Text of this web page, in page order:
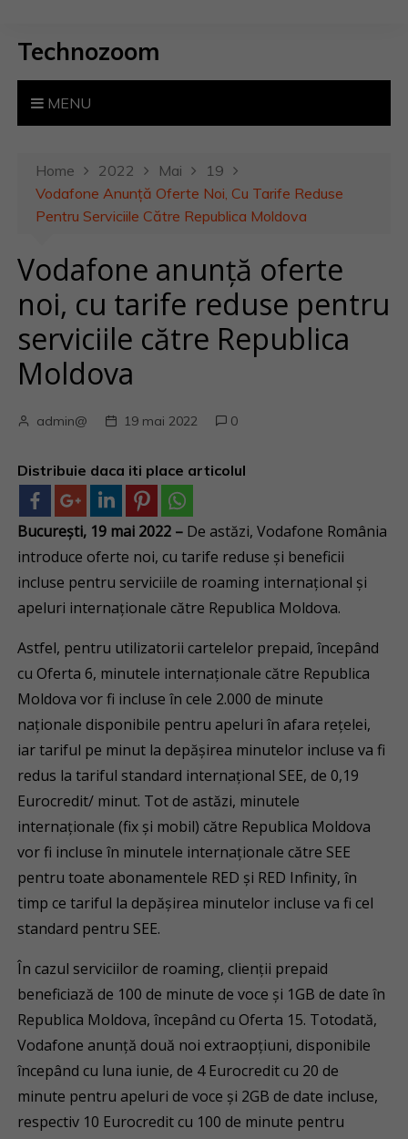
Technozoom
MENU
Home 2022 Mai
19
Vodafone Anunță Oferte Noi, Cu Tarife Reduse
Pentru Serviciile Către Republica Moldova
Vodafone anunță oferte
noi, cu tarife reduse pentru
serviciile către Republica
Moldova
admin@ 19 mai 2022 0
Distribuie daca iti place articolul
București, 19 mai 2022 – De astăzi, Vodafone România
introduce oferte noi, cu tarife reduse și beneficii
incluse pentru serviciile de roaming internațional și
apeluri internaționale către Republica Moldova.
Astfel, pentru utilizatorii cartelelor prepaid, începând
cu Oferta 6, minutele internaționale către Republica
Moldova vor fi incluse în cele 2.000 de minute
naționale disponibile pentru apeluri în afara rețelei,
iar tariful pe minut la depășirea minutelor incluse va fi
redus la tariful standard internațional SEE, de 0,19
Eurocredit/ minut. Tot de astăzi, minutele
internaționale (fix și mobil) către Republica Moldova
vor fi incluse în minutele internaționale către SEE
pentru toate abonamentele RED și RED Infinity, în
timp ce tariful la depășirea minutelor incluse va fi cel
standard pentru SEE.
În cazul serviciilor de roaming, clienții prepaid
beneficiază de 100 de minute de voce și 1GB de date în
Republica Moldova, începând cu Oferta 15. Totodată,
Vodafone anunță două noi extraopțiuni, disponibile
începând cu luna iunie, de 4 Eurocredit cu 20 de
minute pentru apeluri de voce și 2GB de date incluse,
respectiv 10 Eurocredit cu 100 de minute pentru